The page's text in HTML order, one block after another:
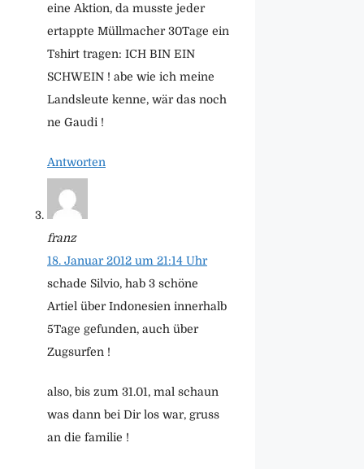
eine Aktion, da musste jeder
ertappte Müllmacher 30Tage ein
Tshirt tragen: ICH BIN EIN
SCHWEIN ! abe wie ich meine
Landsleute kenne, wär das noch
ne Gaudi !
Antworten
franz
18. Januar 2012 um 21:14 Uhr
schade Silvio, hab 3 schöne
Artiel über Indonesien innerhalb
5Tage gefunden, auch über
Zugsurfen !
also, bis zum 31.01, mal schaun
was dann bei Dir los war, gruss
an die familie !